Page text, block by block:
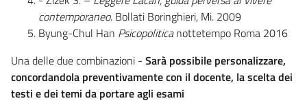
contemporaneo. Bollati Boringhieri, Mi. 2009
Byung-Chul Han Psicopoliticanottetempo Roma 2016
Una delle due combinazioni - Sarà possibile personalizzare,
concordandola preventivamente con il docente, la scelta dei
testi e dei temi da portare agli esami